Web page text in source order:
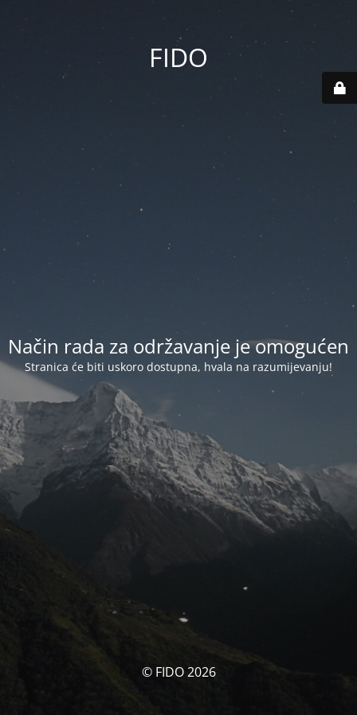
FIDO
Način rada za održavanje je omogućen
Stranica će biti uskoro dostupna, hvala na razumijevanju!
© FIDO 2026